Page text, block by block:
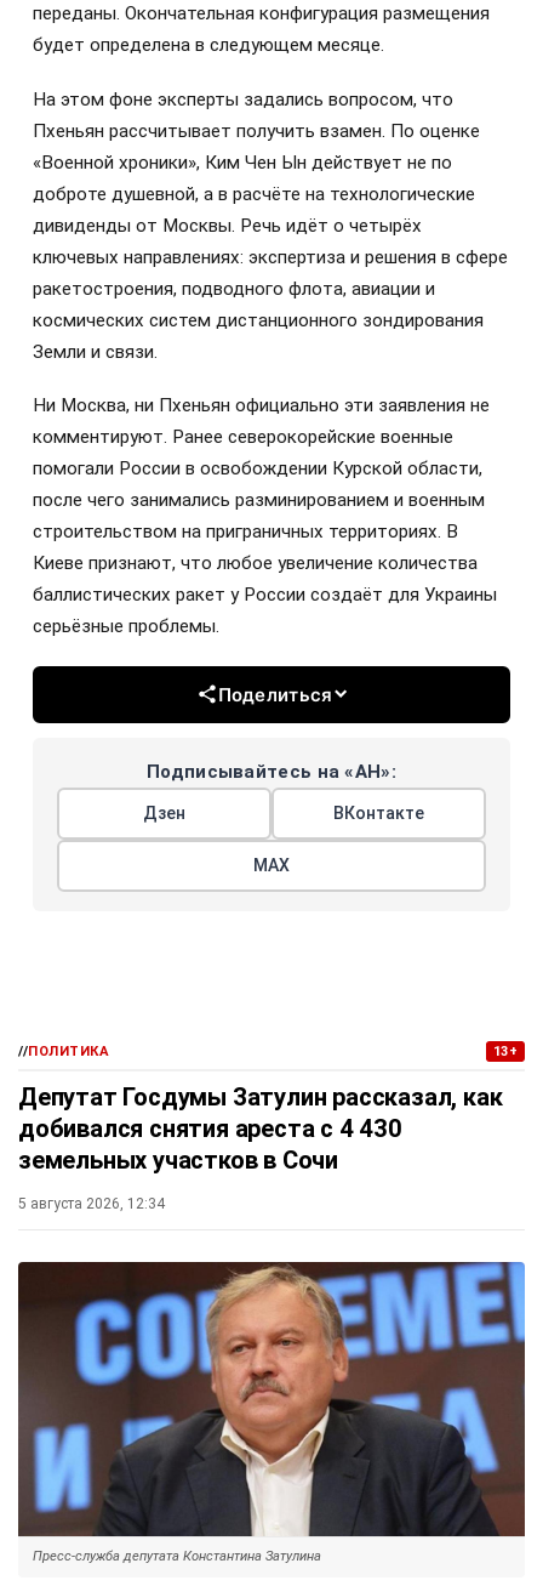
переданы. Окончательная конфигурация размещения
будет определена в следующем месяце.
На этом фоне эксперты задались вопросом, что
Пхеньян рассчитывает получить взамен. По оценке
«Военной хроники», Ким Чен Ын действует не по
доброте душевной, а в расчёте на технологические
дивиденды от Москвы. Речь идёт о четырёх
ключевых направлениях: экспертиза и решения в сфере
ракетостроения, подводного флота, авиации и
космических систем дистанционного зондирования
Земли и связи.
Ни Москва, ни Пхеньян официально эти заявления не
комментируют. Ранее северокорейские военные
помогали России в освобождении Курской области,
после чего занимались разминированием и военным
строительством на приграничных территориях. В
Киеве признают, что любое увеличение количества
баллистических ракет у России создаёт для Украины
серьёзные проблемы.
Поделиться
Подписывайтесь на «АН»:
Дзен ВКонтакте
МАХ
//ПОЛИТИКА 13+
Депутат Госдумы Затулин рассказал, как
добивался снятия ареста с 4 430
земельных участков в Сочи
5 августа 2026, 12:34
Пресс-служба депутата Константина Затулина